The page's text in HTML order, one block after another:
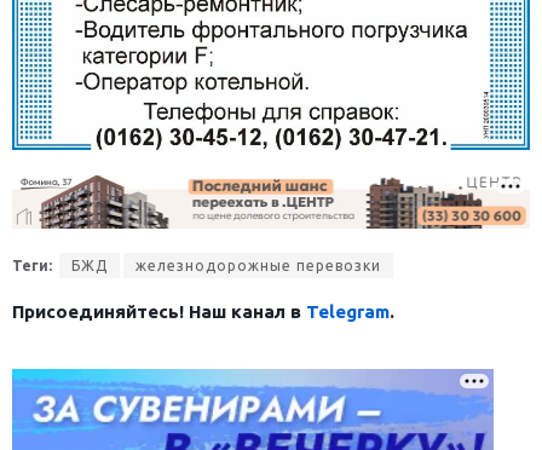
Теги: БЖД железнодорожные перевозки
Присоединяйтесь! Наш канал в Telegram.